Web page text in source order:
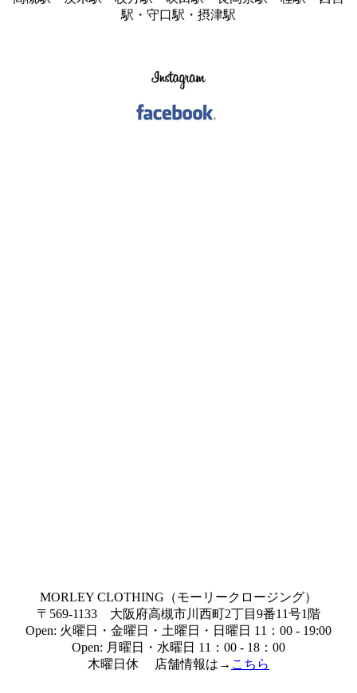
駅・守口駅・摂津駅
MORLEY CLOTHING（モーリークロージング）
〒569-1133 大阪府高槻市川西町2丁目9番11号1階
Open: 火曜日・金曜日・土曜日・日曜日 11：00 - 19:00
Open: 月曜日・水曜日 11：00 - 18：00
木曜日休 店舗情報は→ こちら